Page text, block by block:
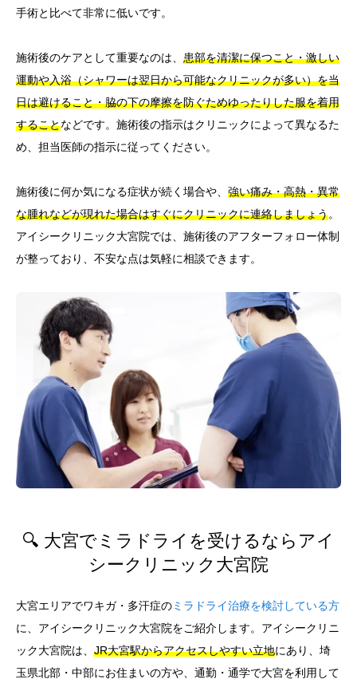
手術と比べて非常に低いです。
施術後のケアとして重要なのは、 患部を清潔に保つこと・激しい
運動や入浴（シャワーは翌日から可能なクリニックが多い）を当
日は避けること・脇の下の摩擦を防ぐためゆったりした服を着用
することなどです。施術後の指示はクリニックによって異なるた
め、担当医師の指示に従ってください。
施術後に何か気になる症状が続く場合や、 強い痛み・高熱・異常
な腫れなどが現れた場合はすぐにクリニックに連絡しましょう。
アイシークリニック大宮院では、施術後のアフターフォロー体制
が整っており、不安な点は気軽に相談できます。
🔍 大宮でミラドライを受けるならアイ
シークリニック大宮院
大宮エリアでワキガ・多汗症のミラドライ治療を検討している方
に、アイシークリニック大宮院をご紹介します。アイシークリニ
ック大宮院は、 JR大宮駅からアクセスしやすい立地にあり、埼
玉県北部・中部にお住まいの方や、通勤・通学で大宮を利用して